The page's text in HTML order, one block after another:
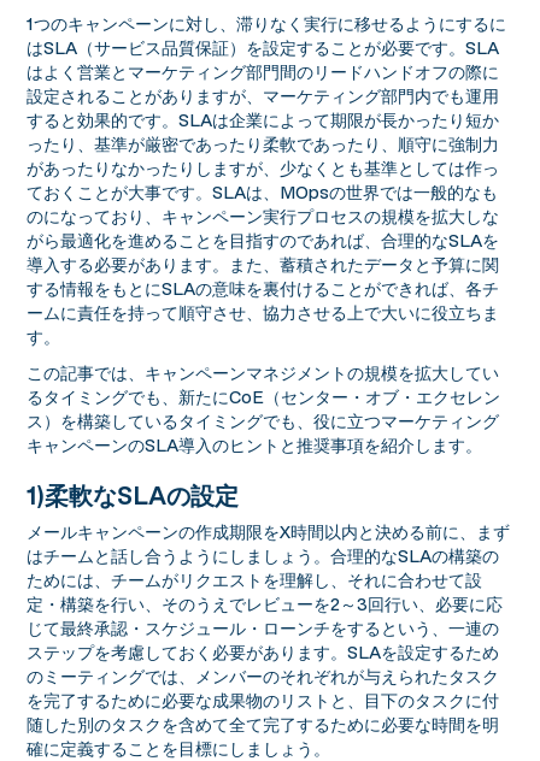
1つのキャンペーンに対し、滞りなく実行に移せるようにするに
はSLA（サービス品質保証）を設定することが必要です。SLA
はよく営業とマーケティング部門間のリードハンドオフの際に
設定されることがありますが、マーケティング部門内でも運用
すると効果的です。SLAは企業によって期限が長かったり短か
ったり、基準が厳密であったり柔軟であったり、順守に強制力
があったりなかったりしますが、少なくとも基準としては作っ
ておくことが大事です。SLAは、MOpsの世界では一般的なも
のになっており、キャンペーン実行プロセスの規模を拡大しな
がら最適化を進めることを目指すのであれば、合理的なSLAを
導入する必要があります。また、蓄積されたデータと予算に関
する情報をもとにSLAの意味を裏付けることができれば、各チ
ームに責任を持って順守させ、協力させる上で大いに役立ちま
す。
この記事では、キャンペーンマネジメントの規模を拡大してい
るタイミングでも、新たにCoE（センター・オブ・エクセレン
ス）を構築しているタイミングでも、役に立つマーケティング
キャンペーンのSLA導入のヒントと推奨事項を紹介します。
1)柔軟なSLAの設定
メールキャンペーンの作成期限をX時間以内と決める前に、まず
はチームと話し合うようにしましょう。合理的なSLAの構築の
ためには、チームがリクエストを理解し、それに合わせて設
定・構築を行い、そのうえでレビューを2～3回行い、必要に応
じて最終承認・スケジュール・ローンチをするという、一連の
ステップを考慮しておく必要があります。SLAを設定するため
のミーティングでは、メンバーのそれぞれが与えられたタスク
を完了するために必要な成果物のリストと、目下のタスクに付
随した別のタスクを含めて全て完了するために必要な時間を明
確に定義することを目標にしましょう。